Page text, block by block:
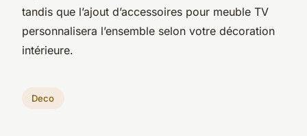
tandis que l’ajout d’accessoires pour meuble TV
personnalisera l’ensemble selon votre décoration
intérieure.
Deco